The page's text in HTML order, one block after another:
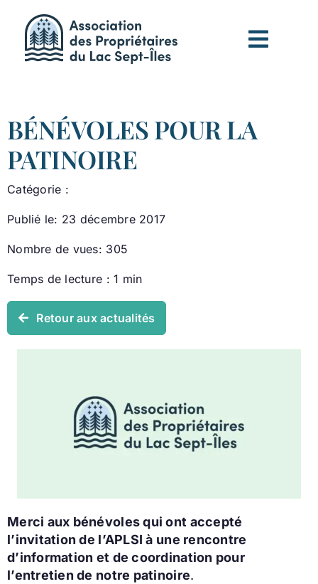
contenu
BÉNÉVOLES POUR LA
PATINOIRE
Catégorie :
Publié le: 23 décembre 2017
Nombre de vues: 305
Temps de lecture : 1 min
Retour aux actualités
Merci aux bénévoles qui ont accepté
l’invitation de l’APLSI à une rencontre
d’information et de coordination pour
l’entretien de notre patinoire.